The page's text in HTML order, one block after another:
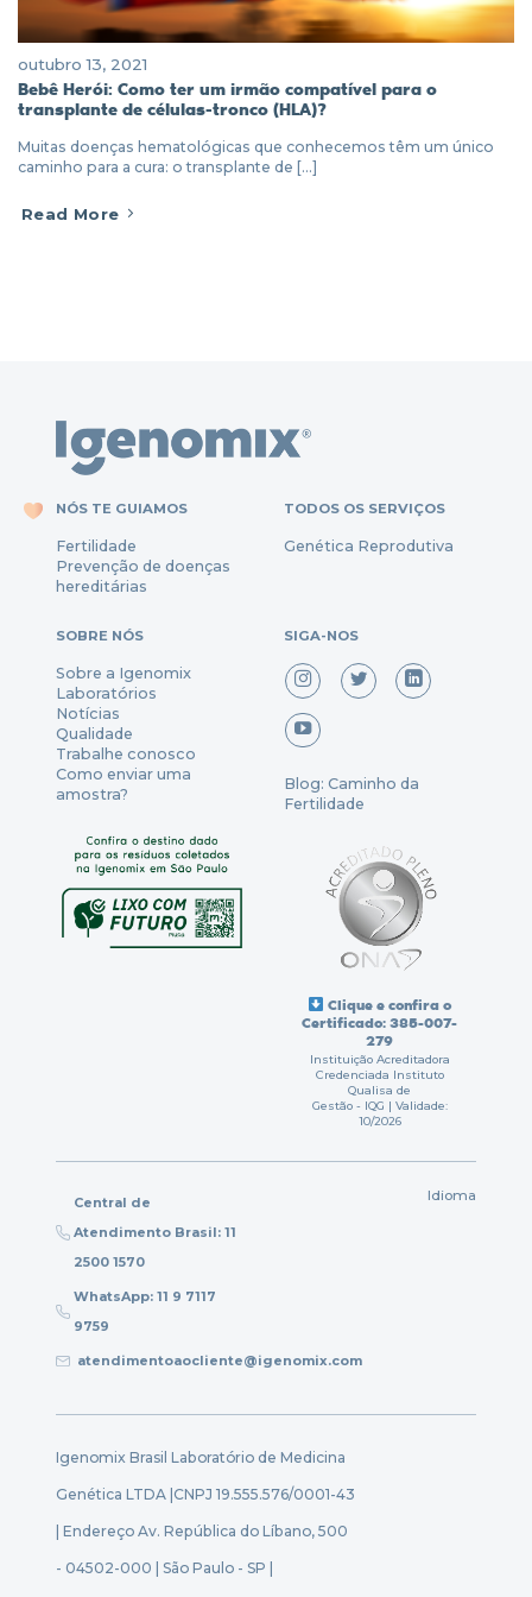
outubro 13, 2021
Bebê Herói: Como ter um irmão compatível para o
transplante de células-tronco (HLA)?
Muitas doenças hematológicas que conhecemos têm um único
caminho para a cura: o transplante de [...]
Read More
NÓS TE GUIAMOS
Fertilidade
Prevenção dedoenças
hereditárias
TODOS OS SERVIÇOS
Genética Reprodutiva
SOBRE NÓS
Sobre a Igenomix
Laboratórios
Notícias
Qualidade
Trabalhe conosco
Como enviar uma
amostra?
SIGA-NOS
Blog: Caminho da
Fertilidade
Clique e confira o
Certificado: 385-007-
279
Instituição Acreditadora
Credenciada Instituto
Qualisa de
Gestão - IQG | Validade:
10/2026
Central de
Atendimento Brasil: 11
2500 1570
WhatsApp: 11 9 7117
9759
atendimentoaocliente@igenomix.com
Idioma
Igenomix Brasil Laboratório de Medicina
Genética LTDA | CNPJ 19.555.576/0001-43
| Endereço Av. República do Líbano, 500
- 04502-000 | São Paulo - SP |